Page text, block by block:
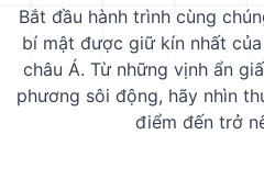
Bắt đầu hành trình cùng
bí mật được giữ kín nhất
châu Á. Từ những vịnh ẩn
phương sôi động, hãy nhìn
điểm đến trở